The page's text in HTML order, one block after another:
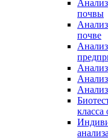
почвы
почве
класса